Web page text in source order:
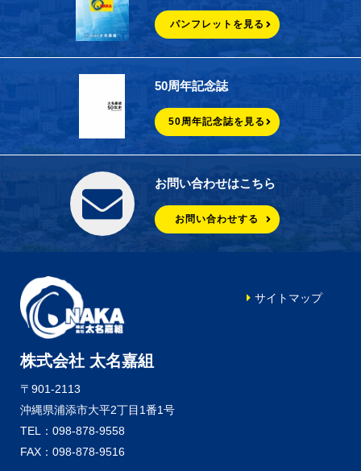
パンフレットを見る
50周年記念誌
50周年記念誌を見る
お問い合わせはこちら
お問い合わせする
株式会社 太名嘉組
〒901-2113
沖縄県浦添市大平2丁目1番1号
TEL：098-878-9558
FAX：098-878-9516
サイトマップ